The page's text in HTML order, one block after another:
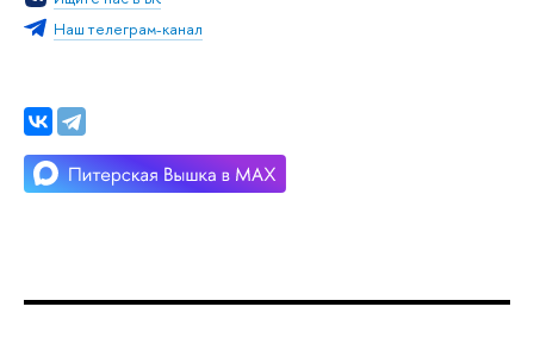
Наш телеграм-канал